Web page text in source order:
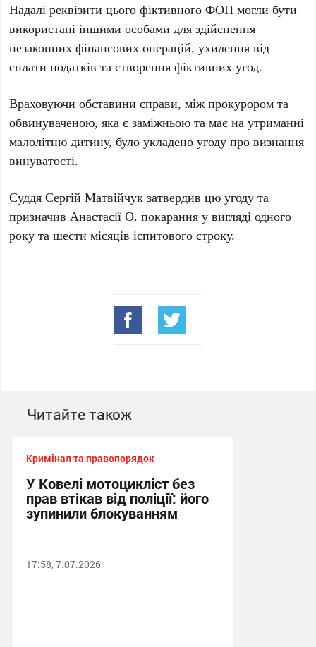
Надалі реквізити цього фіктивного ФОП могли бути
використані іншими особами для здійснення
незаконних фінансових операцій, ухилення від
сплати податків та створення фіктивних угод.
Враховуючи обставини справи, між прокурором та
обвинуваченою, яка є заміжньою та має на утриманні
малолітню дитину, було укладено угоду про визнання
винуватості.
Суддя Сергій Матвійчук затвердив цю угоду та
призначив Анастасії О. покарання у вигляді одного
року та шести місяців іспитового строку.
Читайте також
Кримінал та правопорядок
У Ковелі мотоцикліст без
прав втікав від поліції: його
зупинили блокуванням
17:58, 7.07.2026